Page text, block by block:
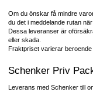
Om du önskar få mindre
du det i meddelande rutan
Dessa leveranser är
eller skada.
Fraktpriset varierar beroende
Schenker Priv
Leverans med Schenker till